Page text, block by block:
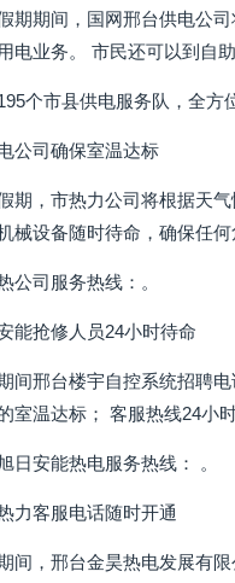
期期间，国网邢台供电公
电业务。 市民还可以到自
个市县供电服务队，全方
公司确保室温达标
期，市热力公司将根据天
械设备随时待命，确保任
公司服务热线：。
能抢修人员24小时待命
间邢台楼宇自控系统招聘
室温达标； 客服热线24小
日安能热电服务热线： 。
力客服电话随时开通
间，邢台金昊热电发展有